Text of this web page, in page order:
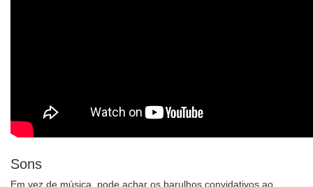
Sons
Em vez de música, pode achar os barulhos convidativos ao